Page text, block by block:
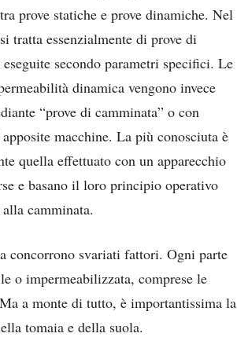
prove statiche e prove dinamiche. Nel
tratta essenzialmente di prove di
secondo parametri specifici. Le
dinamica vengono invece
“prove di camminata” o con
macchine. La più conosciuta è
quella effettuato con un apparecchio
e basano il loro principio operativo
camminata.
concorrono svariati fattori. Ogni parte
o impermeabilizzata, comprese le
a monte di tutto, è importantissima la
tomaia e della suola.